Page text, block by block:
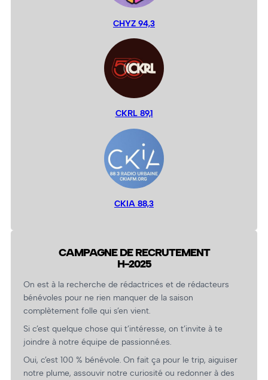
CHYZ 94,3
CKRL 89,1
CKIA 88,3
CAMPAGNE DE RECRUTEMENT
H-2025
On est à la recherche de rédactrices et de rédacteurs
bénévoles pour ne rien manquer de la saison
complètement folle qui s’en vient.
Si c’est quelque chose qui t’intéresse, on t’invite à te
joindre à notre équipe de passionné.es.
Oui, c’est 100 % bénévole. On fait ça pour le trip, aiguiser
notre plume, assouvir notre curiosité ou redonner à des